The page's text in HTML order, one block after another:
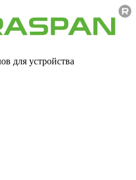
для устройства